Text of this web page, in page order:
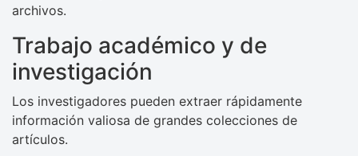
archivos.
Trabajo académico y de
investigación
Los investigadores pueden extraer rápidamente
información valiosa de grandes colecciones de
artículos.